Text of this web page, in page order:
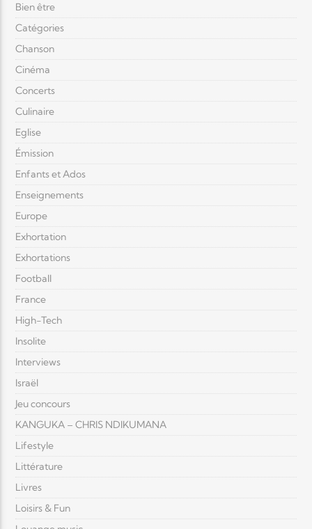
Bien être
Catégories
Chanson
Cinéma
Concerts
Culinaire
Eglise
Émission
Enfants et Ados
Enseignements
Europe
Exhortation
Exhortations
Football
France
High-Tech
Insolite
Interviews
Israël
Jeu concours
KANGUKA – CHRIS NDIKUMANA
Lifestyle
Littérature
Livres
Loisirs & Fun